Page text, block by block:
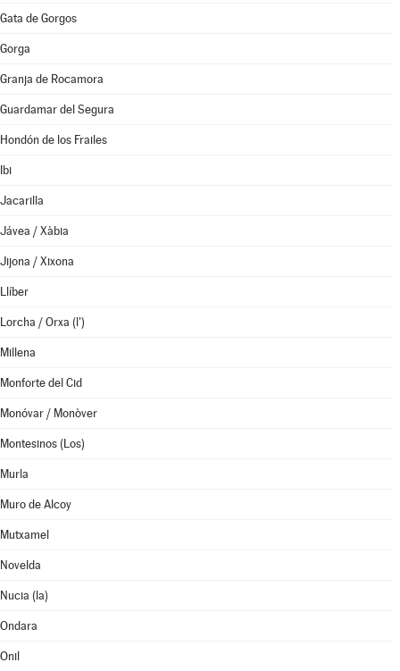
Gata de Gorgos
Gorga
Granja de Rocamora
Guardamar del Segura
Hondón de los Frailes
Ibi
Jacarilla
Jávea / Xàbia
Jijona / Xixona
Llíber
Lorcha / Orxa (l')
Millena
Monforte del Cid
Monóvar / Monòver
Montesinos (Los)
Murla
Muro de Alcoy
Mutxamel
Novelda
Nucia (la)
Ondara
Onil